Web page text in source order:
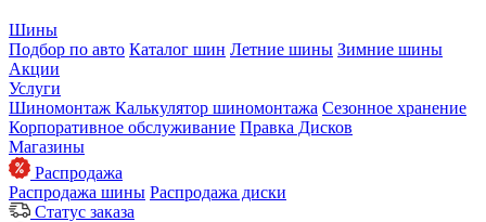
Шины
Подбор по авто Каталог шин Летние шины Зимние шины
Акции
Услуги
Шиномонтаж Калькулятор шиномонтажа Сезонное хранение
Корпоративное обслуживание Правка Дисков
Магазины
Распродажа
Распродажа шины Распродажа диски
Статус заказа